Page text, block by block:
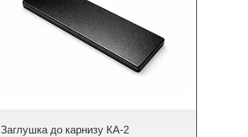
Заглушка до карнизу КА-2